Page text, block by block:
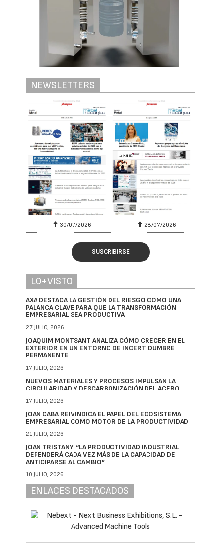
NEWSLETTERS
30/07/2026 28/07/2026
SUSCRIBIRSE
LO+VISTO
AXA DESTACA LA GESTIÓN DEL RIESGO COMO UNA
PALANCA CLAVE PARA QUE LA TRANSFORMACIÓN
EMPRESARIAL SEA PRODUCTIVA
27 JULIO, 2026
JOAQUIM MONTSANT ANALIZA CÓMO CRECER EN EL
EXTERIOR EN UN ENTORNO DE INCERTIDUMBRE
PERMANENTE
17 JULIO, 2026
NUEVOS MATERIALES Y PROCESOS IMPULSAN LA
CIRCULARIDAD Y DESCARBONIZACIÓN DEL ACERO
17 JULIO, 2026
JOAN CABA REIVINDICA EL PAPEL DEL ECOSISTEMA
EMPRESARIAL COMO MOTOR DE LA PRODUCTIVIDAD
21 JULIO, 2026
JOAN TRISTANY: “LA PRODUCTIVIDAD INDUSTRIAL
DEPENDERÁ CADA VEZ MÁS DE LA CAPACIDAD DE
ANTICIPARSE AL CAMBIO”
10 JULIO, 2026
ENLACES DESTACADOS